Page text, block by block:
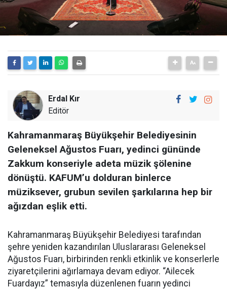
Erdal Kır
Editör
Kahramanmaraş Büyükşehir Belediyesinin
Geleneksel Ağustos Fuarı, yedinci gününde
Zakkum konseriyle adeta müzik şölenine
dönüştü. KAFUM’u dolduran binlerce
müziksever, grubun sevilen şarkılarına hep bir
ağızdan eşlik etti.
Kahramanmaraş Büyükşehir Belediyesi tarafından
şehre yeniden kazandırılan Uluslararası Geleneksel
Ağustos Fuarı, birbirinden renkli etkinlik ve konserlerle
ziyaretçilerini ağırlamaya devam ediyor. “Ailecek
Fuardayız” temasıyla düzenlenen fuarın yedinci